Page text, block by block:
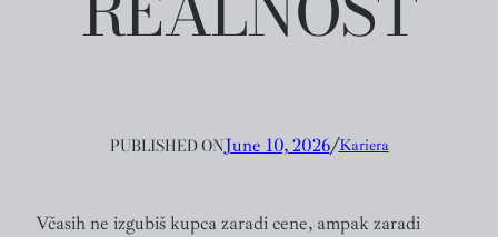
PUBLISHED ONJune 10, 2026╱Kariera
Včasih ne izgubiš kupca zaradi cene, ampak zaradi